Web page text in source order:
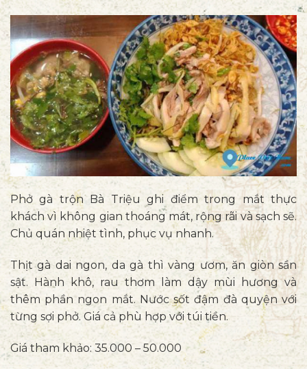
Phở gà trộn Bà Triệu ghi điểm trong mắt thực
khách vì không gian thoáng mát, rộng rãi và sạch sẽ.
Chủ quán nhiệt tình, phục vụ nhanh.
Thịt gà dai ngon, da gà thì vàng ươm, ăn giòn sần
sật. Hành khô, rau thơm làm dậy mùi hương và
thêm phần ngon mắt. Nước sốt đậm đà quyện với
từng sợi phở. Giá cả phù hợp với túi tiền.
Giá tham khảo: 35.000 – 50.000